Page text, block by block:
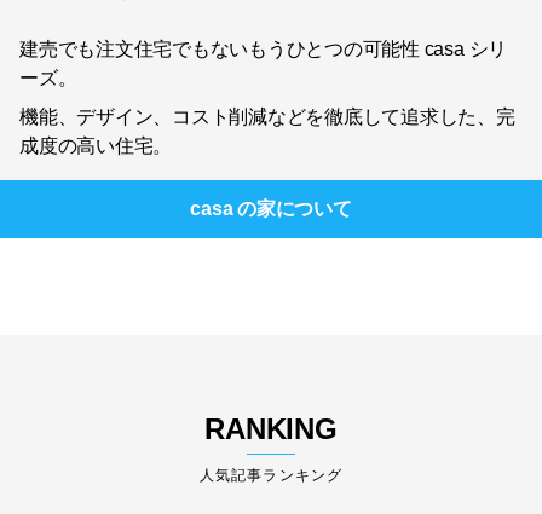
建売でも注文住宅でもないもうひとつの可能性 casa シリ
ーズ。
機能、デザイン、コスト削減などを徹底して追求した、完
成度の高い住宅。
casa の家について
RANKING
人気記事ランキング